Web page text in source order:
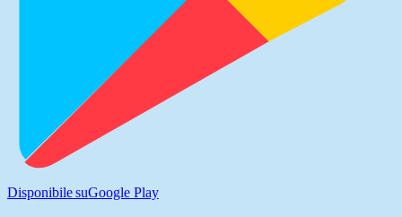
Disponibile suGoogle Play